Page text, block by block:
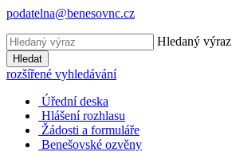
podatelna@benesovnc.cz
Hledaný výraz
Hledat
rozšířené vyhledávání
Úřední deska
Hlášení rozhlasu
Žádosti a formuláře
Benešovské ozvěny